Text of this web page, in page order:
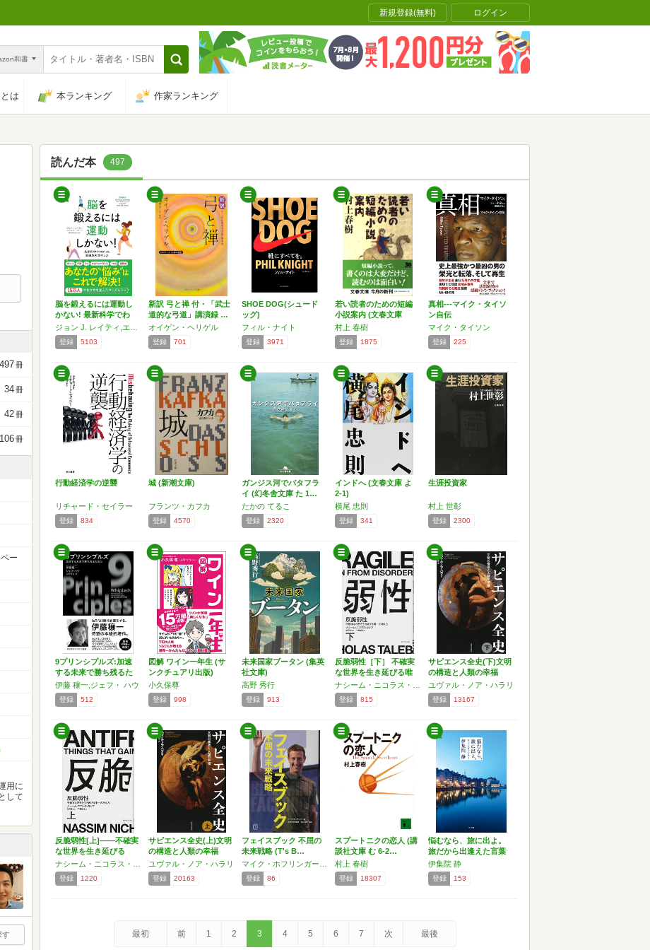
新規登録(無料) ログイン
和書
は 本ランキング 作家ランキング
読んだ本 497
脳を鍛えるには運動し
かない! 最新科学でわ
か…
登録 5103
新訳 弓と禅 付・「武士
道的な弓道」講演録 …
オイゲン・ヘリゲル
登録 701
SHOE DOG(シュード
ッグ)
フィル・ナイト
登録 3971
若い読者のための短編
小説案内 (文春文庫
む…
村上 春樹
登録 1875
真相---マイク・タイソ
ン自伝
マイク・タイソン
登録 225
行動経済学の逆襲
リチャード・セイラー
登録 834
城 (新潮文庫)
フランツ・カフカ
登録 4570
ガンジス河でバタフラ
イ (幻冬舎文庫 た 1…
たかの てるこ
登録 2320
インドへ (文春文庫 よ
2-1)
横尾 忠則
登録 341
生涯投資家
村上 世彰
登録 2300
9プリンシプルズ:加速
する未来で勝ち残るた
めに
伊藤 穰一,ジェフ・ ハウ
登録 512
図解 ワイン一年生 (サ
ンクチュアリ出版)
小久保尊
登録 998
未来国家ブータン (集英
社文庫)
高野 秀行
登録 913
反脆弱性［下］ 不確実
な世界を生き延びる唯
一…
登録 815
サピエンス全史(下)文明
の構造と人類の幸福
ユヴァル・ノア・ハラリ
登録 13167
反脆弱性[上]――不確実
な世界を生き延びる
唯…
登録 1220
サピエンス全史(上)文明
の構造と人類の幸福
ユヴァル・ノア・ハラリ
登録 20163
フェイスブック 不屈の
未来戦略 (T's B…
登録 86
スプートニクの恋人 (講
談社文庫 む 6-2…
村上 春樹
登録 18307
悩むなら、旅に出よ。
旅だから出逢えた言葉
(…
伊集院 静
登録 153
最初 前 1 2 3 4 5 6 7 次 最後
497冊
34冊
42冊
106冊
ー
用に
して
す